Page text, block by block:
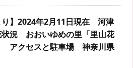
り】2024年2月11日現在 河津
状況 おおいゆめの里「里山花
アクセスと駐車場 神奈川県